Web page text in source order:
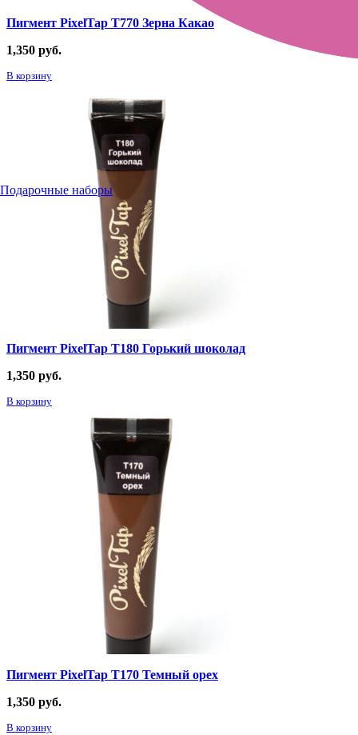
Подарочные наборы
Пигмент PixelTap Т770 Зерна Какао
1,350 руб.
В корзину
Пигмент PixelTap Т180 Горький шоколад
1,350 руб.
В корзину
Пигмент PixelTap Т170 Темный орех
1,350 руб.
В корзину